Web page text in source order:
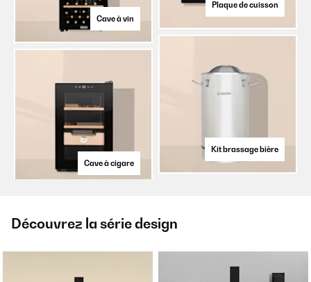
Cave à vin
Cave à cigare
Plaque de cuisson
Kit brassage bière
Découvrez la série design